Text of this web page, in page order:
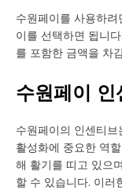
수원페이를 사용하
이를 선택하면 됩니
를 포함한 금액을 차
수원페이
수원페이의 인센티
활성화에 중요한 역
해 활기를 띠고 있으
할 수 있습니다. 이러